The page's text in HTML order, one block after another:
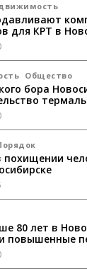
для КРТ в
Общество
бора
80 лет в
повышенные